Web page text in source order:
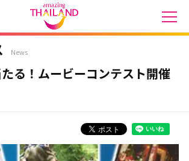
News
る！ムービーコンテスト開催